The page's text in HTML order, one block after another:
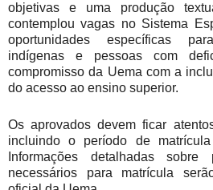
objetivas e uma produção
contemplou vagas no Sistema
oportunidades específicas
indígenas e pessoas com
compromisso da Uema com a
do acesso ao ensino superior.
Os aprovados devem ficar
incluindo o período de
Informações detalhadas
necessários para matrícula